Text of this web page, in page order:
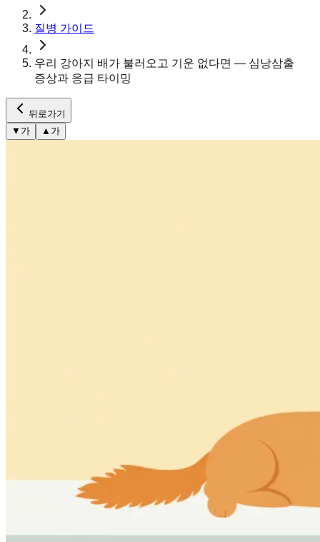
질병 가이드
우리 강아지 배가 불러오고 기운 없다면 — 심낭삼출
증상과 응급 타이밍
뒤로가기
▼ 가 ▲ 가